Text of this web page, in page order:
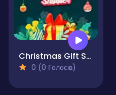
Christmas Gift Shooter
0 (0 Голосів)